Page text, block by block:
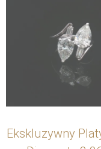
Ekskluzywny